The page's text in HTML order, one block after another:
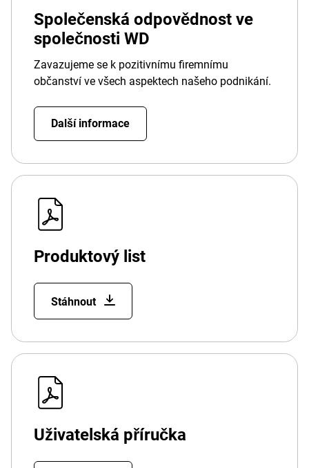
Společenská odpovědnost ve
společnosti WD
Zavazujeme se k pozitivnímu firemnímu
občanství ve všech aspektech našeho podnikání.
Další informace
Produktový list
Stáhnout
Uživatelská příručka